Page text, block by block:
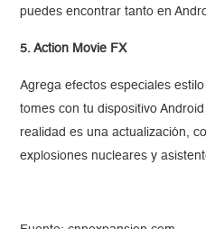
puedes encontrar tanto en
5. Action Movie FX
Agrega efectos especiales
tomes con tu dispositivo
realidad es una actualización,
explosiones nucleares y